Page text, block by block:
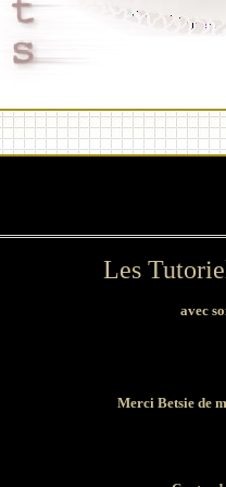
Les
avec
Merci Betsie de